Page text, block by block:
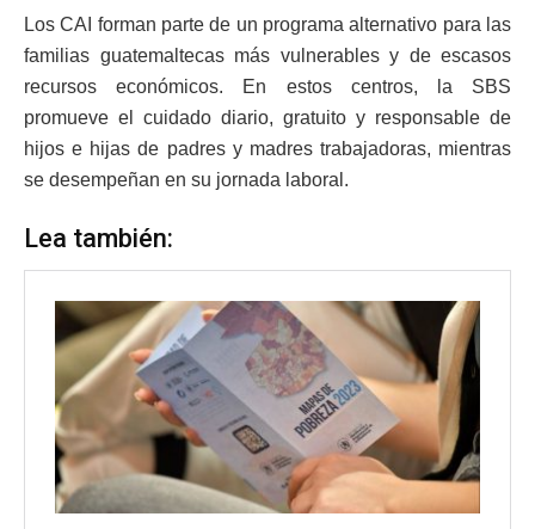
Los CAI forman parte de un programa alternativo para las
familias guatemaltecas más vulnerables y de escasos
recursos económicos. En estos centros, la SBS
promueve el cuidado diario, gratuito y responsable de
hijos e hijas de padres y madres trabajadoras, mientras
se desempeñan en su jornada laboral.
Lea también: